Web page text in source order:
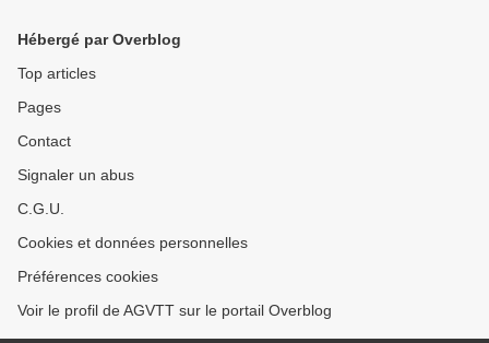
Hébergé par Overblog
Top articles
Pages
Contact
Signaler un abus
C.G.U.
Cookies et données personnelles
Préférences cookies
Voir le profil de AGVTT sur le portail Overblog